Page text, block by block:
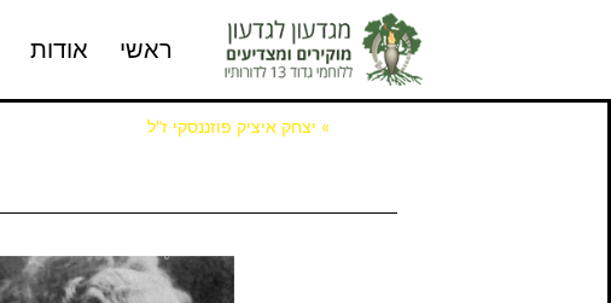
ראשי אודות
» יצחק איציק פוזננסקי ז"ל